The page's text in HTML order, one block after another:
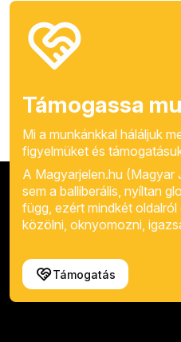
Támogassa
Mi a munkánkkal háláljuk
figyelmüket és
A Magyarjelen.hu (Magyar
sem a balliberális, nyíltan
függ, ezért mindkét
közölni, oknyomozni,
Támogatás